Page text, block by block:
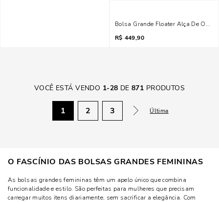
Bolsa Grande Floater Alça De
R$ 449,90
VOCÊ ESTÁ VENDO 1-28 DE871 PRODUTOS
1 2 3 Última
O FASCÍNIO DAS BOLSAS GRANDES FEMININAS
As bolsas grandes femininas têm um apelo único que combina
funcionalidade e estilo. São perfeitas para mulheres que precisam
carregar muitos itens diariamente, sem sacrificar a elegância. Com